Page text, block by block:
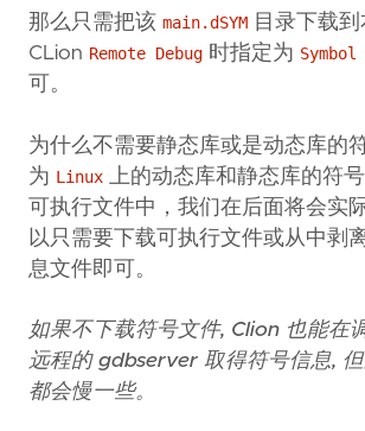
那么只需把该 main.dSYM 目录下载
CLion Remote Debug 时指定为
可。
为什么不需要静态库或是动态库的
为 Linux 上的动态库和静态库的符
可执行文件中，我们在后面将会实
以只需要下载可执行文件或从中剥
息文件即可。
如果不下载符号文件, Clion 也能在
远程的 gdbserver 取得符号信息,
都会慢一些。